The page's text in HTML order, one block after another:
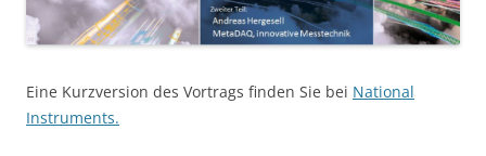
Eine Kurzversion des Vortrags finden Sie bei National
Instruments.